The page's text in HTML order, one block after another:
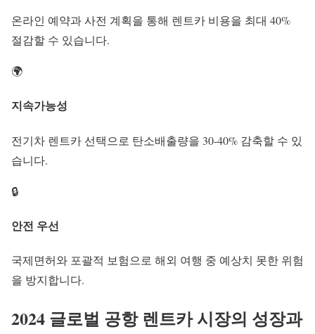
온라인 예약과 사전 계획을 통해 렌트카 비용을 최대 40%
절감할 수 있습니다.
🌍
지속가능성
전기차 렌트카 선택으로 탄소배출량을 30-40% 감축할 수 있
습니다.
🔒
안전 우선
국제면허와 포괄적 보험으로 해외 여행 중 예상치 못한 위험
을 방지합니다.
2024 글로벌 공항 렌트카시장의 성장과